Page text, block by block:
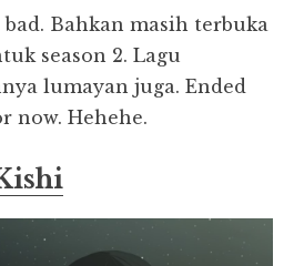
Bahkan masih terbuka
season 2. Lagu
lumayan juga. Ended
now. Hehehe.